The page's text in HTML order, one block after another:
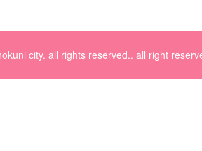
city. all rights reserved.. all right